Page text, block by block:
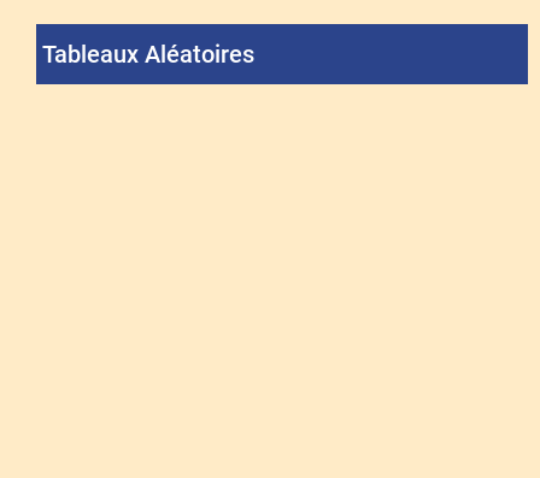
Tableaux Aléatoires